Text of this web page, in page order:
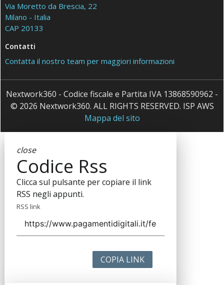
Via Moretto da Brescia, 22
Milano - Italia
CAP 20133
Contatti
Contatta il nostro team per maggiori informazioni
Nextwork360 - Codice fiscale e Partita IVA 13868590962 -
© 2026 Nextwork360. ALL RIGHTS RESERVED. ISP AWS
Mappa del sito
close
Codice Rss
Clicca sul pulsante per copiare il link
RSS negli appunti.
RSS link
COPIA LINK